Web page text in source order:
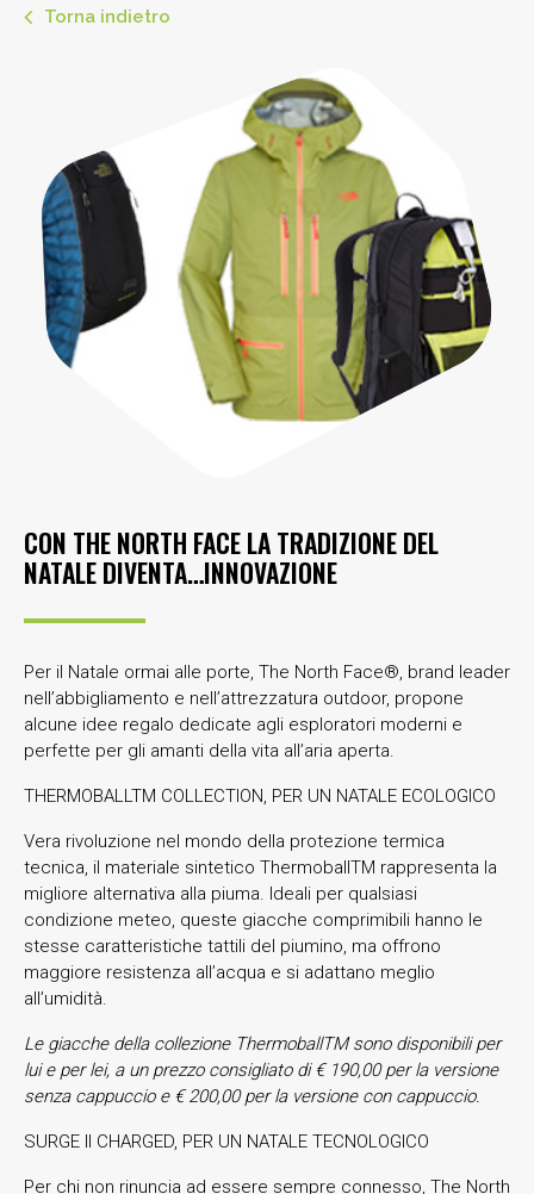
Torna indietro
CON THE NORTH FACE LA TRADIZIONE DEL
NATALE DIVENTA…INNOVAZIONE
Per il Natale ormai alle porte, The North Face®, brand leader
nell’abbigliamento e nell’attrezzatura outdoor, propone
alcune idee regalo dedicate agli esploratori moderni e
perfette per gli amanti della vita all’aria aperta.
THERMOBALLTM COLLECTION, PER UN NATALE ECOLOGICO
Vera rivoluzione nel mondo della protezione termica
tecnica, il materiale sintetico ThermoballTM rappresenta la
migliore alternativa alla piuma. Ideali per qualsiasi
condizione meteo, queste giacche comprimibili hanno le
stesse caratteristiche tattili del piumino, ma offrono
maggiore resistenza all’acqua e si adattano meglio
all’umidità.
Le giacche della collezione ThermoballTM sono disponibili per
lui e per lei, a un prezzo consigliato di € 190,00 per la versione
senza cappuccio e € 200,00 per la versione con cappuccio.
SURGE II CHARGED, PER UN NATALE TECNOLOGICO
Per chi non rinuncia ad essere sempre connesso, The North